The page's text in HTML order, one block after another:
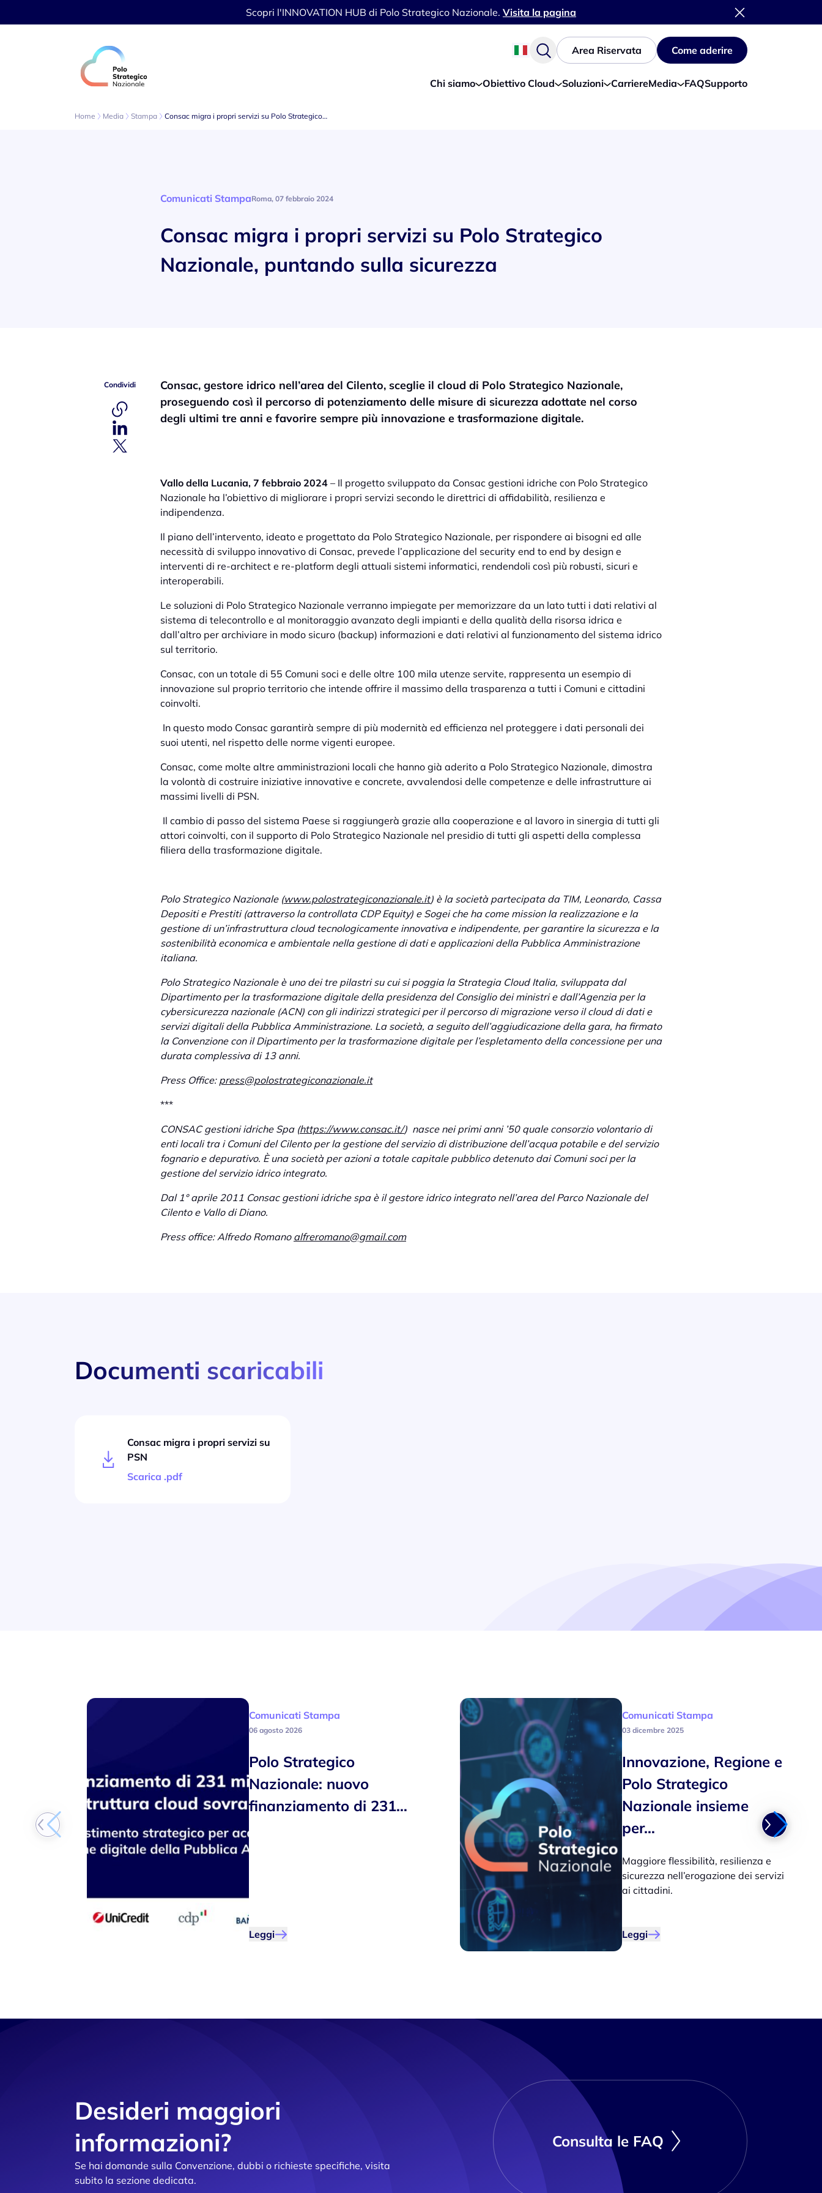
Scopri l'INNOVATION HUB di Polo Strategico Nazionale. Visita la pagina
Area Riservata Come aderire
Chi siamo Obiettivo Cloud Soluzioni CarriereMedia FAQSupporto
Home Media Stampa Consac migra i propri servizi su Polo Strategico…
Comunicati StampaRoma, 07 febbraio 2024
Consac migra i propri servizi su Polo Strategico
Nazionale, puntando sulla sicurezza
Condividi
Consac, gestore idrico nell’area del Cilento, sceglie il cloud di Polo Strategico Nazionale,
proseguendo così il percorso di potenziamento delle misure di sicurezza adottate nel corso
degli ultimi tre anni e favorire sempre più innovazione e trasformazione digitale.
Vallo della Lucania, 7 febbraio 2024 – Il progetto sviluppato da Consac gestioni idriche con Polo Strategico
Nazionale ha l’obiettivo di migliorare i propri servizi secondo le direttrici di affidabilità, resilienza e
indipendenza.
Il piano dell’intervento, ideato e progettato da Polo Strategico Nazionale, per rispondere ai bisogni ed alle
necessità di sviluppo innovativo di Consac, prevede l’applicazione del security end to end by design e
interventi di re-architect e re-platform degli attuali sistemi informatici, rendendoli così più robusti, sicuri e
interoperabili.
Le soluzioni di Polo Strategico Nazionale verranno impiegate per memorizzare da un lato tutti i dati relativi al
sistema di telecontrollo e al monitoraggio avanzato degli impianti e della qualità della risorsa idrica e
dall’altro per archiviare in modo sicuro (backup) informazioni e dati relativi al funzionamento del sistema idrico
sul territorio.
Consac, con un totale di 55 Comuni soci e delle oltre 100 mila utenze servite, rappresenta un esempio di
innovazione sul proprio territorio che intende offrire il massimo della trasparenza a tutti i Comuni e cittadini
coinvolti.
In questo modo Consac garantirà sempre di più modernità ed efficienza nel proteggere i dati personali dei
suoi utenti, nel rispetto delle norme vigenti europee.
Consac, come molte altre amministrazioni locali che hanno già aderito a Polo Strategico Nazionale, dimostra
la volontà di costruire iniziative innovative e concrete, avvalendosi delle competenze e delle infrastrutture ai
massimi livelli di PSN.
Il cambio di passo del sistema Paese si raggiungerà grazie alla cooperazione e al lavoro in sinergia di tutti gli
attori coinvolti, con il supporto di Polo Strategico Nazionale nel presidio di tutti gli aspetti della complessa
filiera della trasformazione digitale.
Polo Strategico Nazionale (www.polostrategiconazionale.it) è la società partecipata da TIM, Leonardo, Cassa
Depositi e Prestiti (attraverso la controllata CDP Equity) e Sogei che ha come mission la realizzazione e la
gestione di un’infrastruttura cloud tecnologicamente innovativa e indipendente, per garantire la sicurezza e la
sostenibilità economica e ambientale nella gestione di dati e applicazioni della Pubblica Amministrazione
italiana.
Polo Strategico Nazionale è uno dei tre pilastri su cui si poggia la Strategia Cloud Italia, sviluppata dal
Dipartimento per la trasformazione digitale della presidenza del Consiglio dei ministri e dall’Agenzia per la
cybersicurezza nazionale (ACN) con gli indirizzi strategici per il percorso di migrazione verso il cloud di dati e
servizi digitali della Pubblica Amministrazione. La società, a seguito dell’aggiudicazione della gara, ha firmato
la Convenzione con il Dipartimento per la trasformazione digitale per l’espletamento della concessione per una
durata complessiva di 13 anni.
Press Office: press@polostrategiconazionale.it
***
CONSAC gestioni idriche Spa (https://www.consac.it/) nasce nei primi anni ’50 quale consorzio volontario di
enti locali tra i Comuni del Cilento per la gestione del servizio di distribuzione dell’acqua potabile e del servizio
fognario e depurativo. È una società per azioni a totale capitale pubblico detenuto dai Comuni soci per la
gestione del servizio idrico integrato.
Dal 1° aprile 2011 Consac gestioni idriche spa è il gestore idrico integrato nell’area del Parco Nazionale del
Cilento e Vallo di Diano.
Press office: Alfredo Romano alfreromano@gmail.com
Documenti scaricabili
Consac migra i propri servizi su
PSN
Scarica .pdf
Comunicati Stampa
06 agosto 2026
Polo Strategico
Nazionale: nuovo
finanziamento di 231…
Leggi
Comunicati Stampa
03 dicembre 2025
Innovazione, Regione e
Polo Strategico
Nazionale insieme
per…
Maggiore flessibilità, resilienza e
sicurezza nell’erogazione dei servizi
ai cittadini.
Leggi
Desideri maggiori
informazioni?
Se hai domande sulla Convenzione, dubbi o richieste specifiche, visita
subito la sezione dedicata.
Consulta le FAQ